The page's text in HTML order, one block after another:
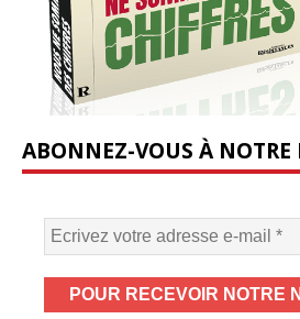
ABONNEZ-VOUS À NOTRE